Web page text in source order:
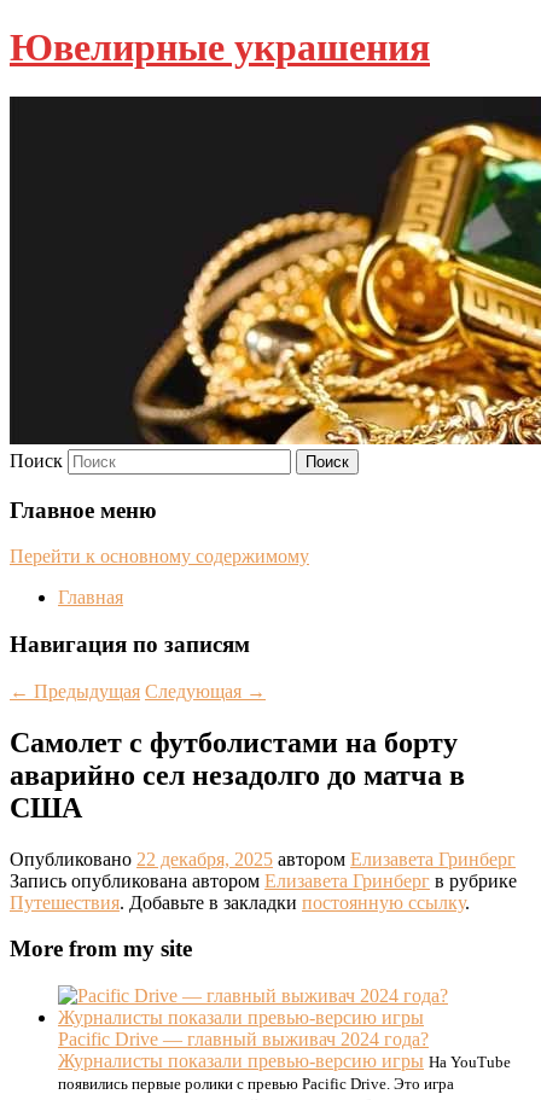
Ювелирные украшения
Поиск
Главное меню
Перейти к основному содержимому
Главная
Навигация по записям
← Предыдущая Следующая →
Самолет с футболистами на борту
аварийно сел незадолго до матча в
США
Опубликовано 22 декабря, 2025 автором Елизавета Гринберг
Запись опубликована автором Елизавета Гринберг в рубрике
Путешествия. Добавьте в закладки постоянную ссылку.
More from my site
Pacific Drive — главный выживач 2024 года?
Журналисты показали превью-версию игры На YouTube
появились первые ролики с превью Pacific Drive. Это игра